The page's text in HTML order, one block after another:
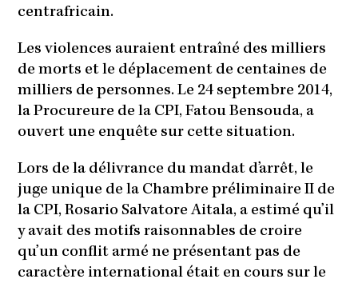
centrafricain.
Les violences auraient entraîné des milliers
de morts et le déplacement de centaines de
milliers de personnes. Le 24 septembre 2014,
la Procureure de la CPI, Fatou Bensouda, a
ouvert une enquête sur cette situation.
Lors de la délivrance du mandat d’arrêt, le
juge unique de la Chambre préliminaire II de
la CPI, Rosario Salvatore Aitala, a estimé qu’il
y avait des motifs raisonnables de croire
qu’un conflit armé ne présentant pas de
caractère international était en cours sur le